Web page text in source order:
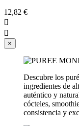
12,82 €


×
Descubre los
ingredientes de
auténtico y
cócteles,
consistencia y